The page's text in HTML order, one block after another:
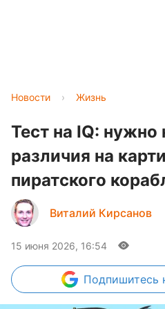
Новости › Жизнь
Тест на IQ: нужно
различия на
пиратского
Виталий Кирсанов
15 июня 2026, 16:54
Подпишитесь